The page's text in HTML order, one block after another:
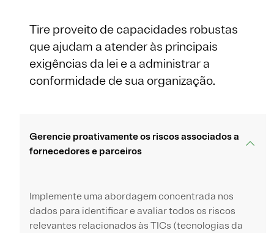
Tire proveito de capacidades robustas
que ajudam a atender às principais
exigências da lei e a administrar a
conformidade de sua organização.
Gerencie proativamente os riscos associados a
fornecedores e parceiros
Implemente uma abordagem concentrada nos
dados para identificar e avaliar todos os riscos
relevantes relacionados às TICs (tecnologias da